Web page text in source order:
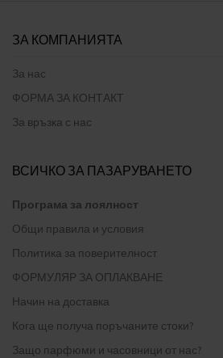
ЗА КОМПАНИЯТА
За нас
ФОРМА ЗА КОНТАКТ
За връзка с нас
ВСИЧКО ЗА ПАЗАРУВАНЕТО
Програма за лоялност
Общи правила и условия
Политика за поверителност
ФОРМУЛЯР ЗА ОПЛАКВАНЕ
Начин на доставка
Кога ще получа поръчаните стоки?
Защо парфюми и часовници от нас?